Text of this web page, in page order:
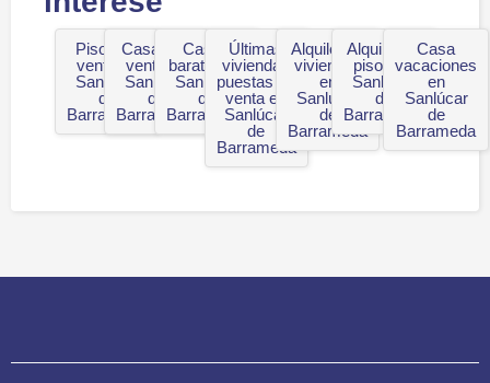
Pisos en
venta en
Sanlúcar
de
Barrameda
Casas en
venta en
Sanlúcar
de
Barrameda
Casas
baratas en
Sanlúcar
de
Barrameda
Últimas
viviendas
puestas en
venta en
Sanlúcar
de
Barrameda
Alquiler de
viviendas
en
Sanlúcar
de
Barrameda
Alquiler de
pisos en
Sanlúcar
de
Barrameda
Casa
vacaciones
en
Sanlúcar
de
Barrameda